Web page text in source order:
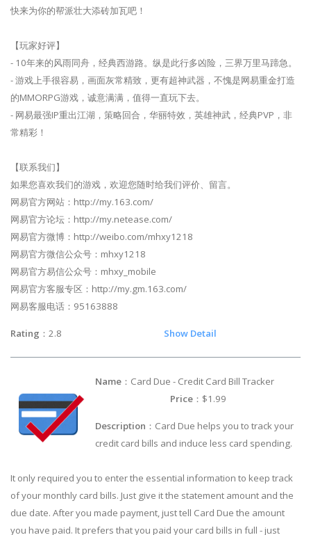
快来为你的帮派壮大添砖加瓦吧！
【玩家好评】
- 10年来的风雨同舟，经典西游路。纵是此行多凶险，三界万里马蹄急。
- 游戏上手很容易，画面灰常精致，更有超神武器，不愧是网易重金打造
的MMORPG游戏，诚意满满，值得一直玩下去。
- 网易最强IP重出江湖，策略回合，华丽特效，英雄神武，经典PVP，非
常精彩！
【联系我们】
如果您喜欢我们的游戏，欢迎您随时给我们评价、留言。
网易官方网站：http://my.163.com/
网易官方论坛：http://my.netease.com/
网易官方微博：http://weibo.com/mhxy1218
网易官方微信公众号：mhxy1218
网易官方易信公众号：mhxy_mobile
网易官方客服专区：http://my.gm.163.com/
网易客服电话：95163888
Rating ：2.8 Show Detail
Name ：Card Due - Credit Card Bill Tracker
Price ：$1.99
Description ：Card Due helps you to track your
credit card bills and induce less card spending.
It only required you to enter the essential information to keep track
of your monthly card bills. Just give it the statement amount and the
due date. After you made payment, just tell Card Due the amount
you have paid. It prefers that you paid your card bills in full - just